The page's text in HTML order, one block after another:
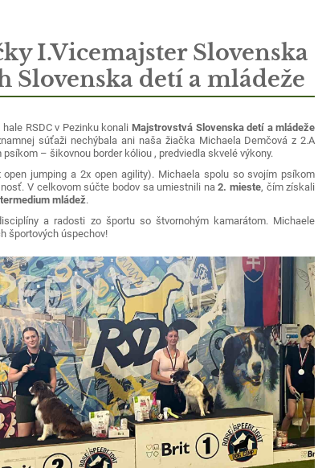
I.Vicemajster Slovenska
Slovenska detí a mládeže
RSDC v Pezinku konali Majstrovstvá Slovenska detí a mládeže
súťaži nechýbala ani naša žiačka Michaela Demčová z 2.A
– šikovnou border kóliou , predviedla skvelé výkony.
jumping a 2x open agility). Michaela spolu so svojím psíkom
V celkovom súčte bodov sa umiestnili na2. mieste, čím získali
mládež.
a radosti zo športu so štvornohým kamarátom. Michaele
športových úspechov!